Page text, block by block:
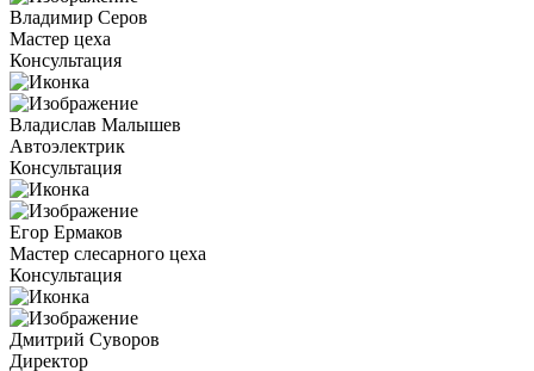
Владимир Серов
Мастер цеха
Консультация
Владислав Малышев
Автоэлектрик
Консультация
Егор Ермаков
Мастер слесарного цеха
Консультация
Дмитрий Суворов
Директор